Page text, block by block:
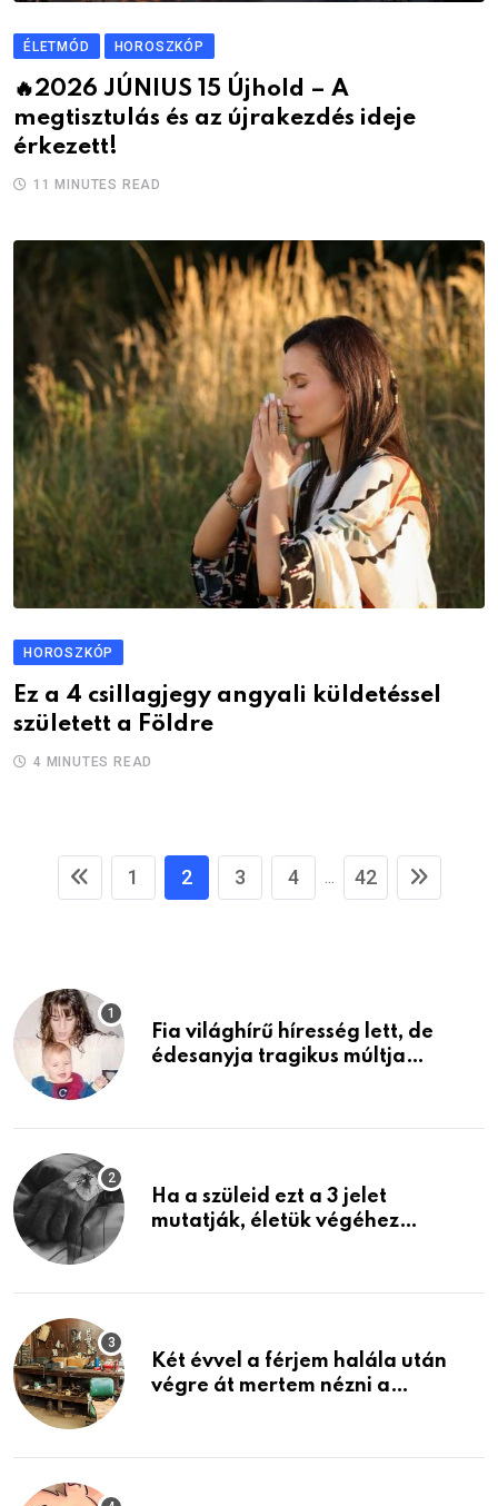
ÉLETMÓD HOROSZKÓP
🔥2026 JÚNIUS 15 Újhold – A
megtisztulás és az újrakezdés ideje
érkezett!
11 MINUTES READ
HOROSZKÓP
Ez a 4 csillagjegy angyali küldetéssel
született a Földre
4 MINUTES READ
1 2 3 4 ... 42
Fia világhírű híresség lett, de
édesanyja tragikus múltja
Ha a szüleid ezt a 3 jelet
mutatják, életük végéhez
Két évvel a férjem halála után
végre át mertem nézni a
életemet